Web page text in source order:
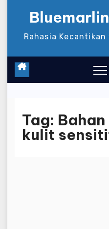
Rahasia
Tag:
kulit